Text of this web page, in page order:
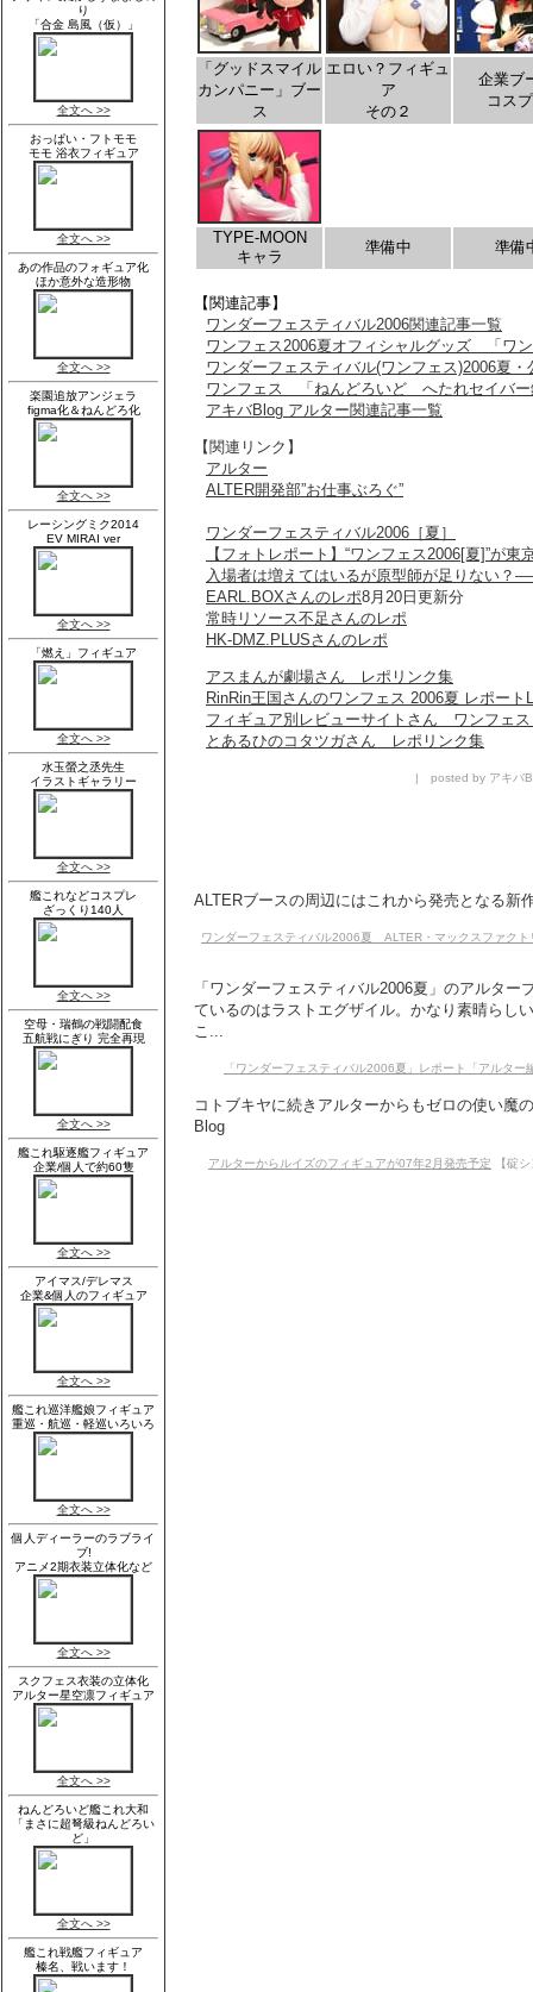
「グッドスマイル
カンパニー」ブー
ス
エロい？フィギュ
ア
その２
企業ブ
コス
TYPE-MOON
キャラ
準備中 準備
【関連記事】
ワンダーフェスティバル2006関連記事一覧
ワンフェス2006夏オフィシャルグッズ 「ワ
ワンダーフェスティバル(ワンフェス)2006夏
ワンフェス 「ねんどろいど へたれセイバー
アキバBlog アルター関連記事一覧
【関連リンク】
アルター
ALTER開発部”お仕事ぶろぐ”
ワンダーフェスティバル2006［夏］
【フォトレポート】“ワンフェス2006[夏]”が東
入場者は増えてはいるが原型師が足りない？
EARL.BOXさんのレポ8月20日更新分
常時リソース不足さんのレポ
HK-DMZ.PLUSさんのレポ
アスまんが劇場さん レポリンク集
RinRin王国さんのワンフェス 2006夏 レポート
フィギュア別レビューサイトさん ワンフェス
とあるひのコタツガさん レポリンク集
| posted by アキバ
ALTERブースの周辺にはこれから発売となる新
ワンダーフェスティバル2006夏 ALTER・マックスファクト
「ワンダーフェスティバル2006夏」のアルタ
ているのはラストエグザイル。かなり素晴らし
こ...
「ワンダーフェスティバル2006夏」レポート「アルター
コトブキヤに続きアルターからもゼロの使い魔
Blog
アルターからルイズのフィギュアが07年2月発売予定 【碇